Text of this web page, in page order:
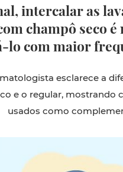
intercalar as
champô seco
lo com maior
esclarece a
e o regular, mostrando
usados como